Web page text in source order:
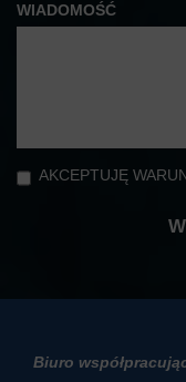
WIADOMOŚĆ
AKCEPTUJĘ
Biuro